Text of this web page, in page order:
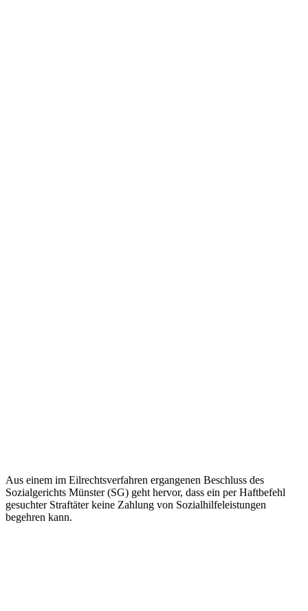
Aus einem im Eilrechtsverfahren ergangenen Beschluss des
Sozialgerichts Münster (SG) geht hervor, dass ein per Haftbefehl
gesuchter Straftäter keine Zahlung von Sozialhilfeleistungen
begehren kann.